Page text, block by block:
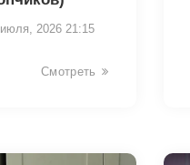
2026 21:15
Смотреть